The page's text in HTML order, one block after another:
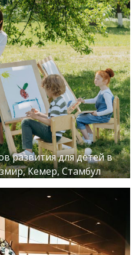
развития для детей в
Кемер, Стамбул